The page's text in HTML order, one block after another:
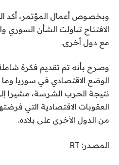
وبخصوص أعمال المؤتمر، أكد
الافتتاح تناولت الشأن السوري
مع دول أخرى.
وصرح بأنه تم تقديم فكرة
الوضع الاقتصادي في سوريا
نتيجة الحرب الشرسة، مشيرا
العقوبات الاقتصادية التي
من الدول الأخرى على بلاده.
المصدر: RT